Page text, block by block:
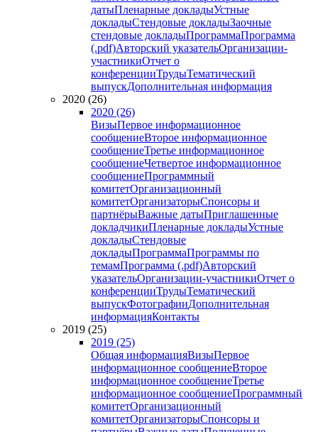
датыПленарные докладыУстные
докладыСтендовые докладыЗаочные
стендовые докладыПрограммаПрограмма
(.pdf)Авторский указательОрганизации-
участникиОтчет о
конференцииТрудыТематический
выпускДополнительная информация
2020 (26)
2020 (26)
ВизыПервое информационное
сообщениеВторое информационное
сообщениеТретье информационное
сообщениеЧетвертое информационное
сообщениеПрограммный
комитетОрганизационный
комитетОрганизаторыСпонсоры и
партнёрыВажные датыПриглашенные
докладчикиПленарные докладыУстные
докладыСтендовые
докладыПрограммаПрограммы по
темамПрограмма (.pdf)Авторский
указательОрганизации-участникиОтчет о
конференцииТрудыТематический
выпускФотографииДополнительная
информацияКонтакты
2019 (25)
2019 (25)
Общая информацияВизыПервое
информационное сообщениеВторое
информационное сообщениеТретье
информационное сообщениеПрограммный
комитетОрганизационный
комитетОрганизаторыСпонсоры и